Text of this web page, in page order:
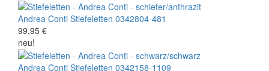
Andrea Conti Stiefeletten 0342804-481
99,95 €
neu!
Andrea Conti Stiefeletten 0342158-1109